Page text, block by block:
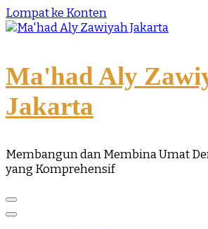
Lompat ke Konten
Ma'had Aly
Jakarta
Membangun dan Membina Umat
yang Komprehensif